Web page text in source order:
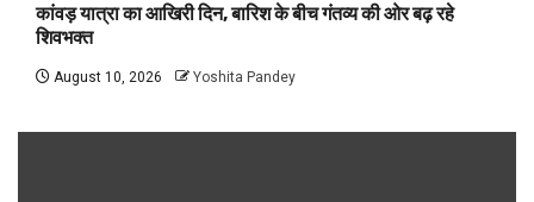
कांवड़ यात्रा का आखिरी दिन, बारिश के बीच गंतव्य की ओर बढ़ रहे
शिवभक्त
August 10, 2026 Yoshita Pandey